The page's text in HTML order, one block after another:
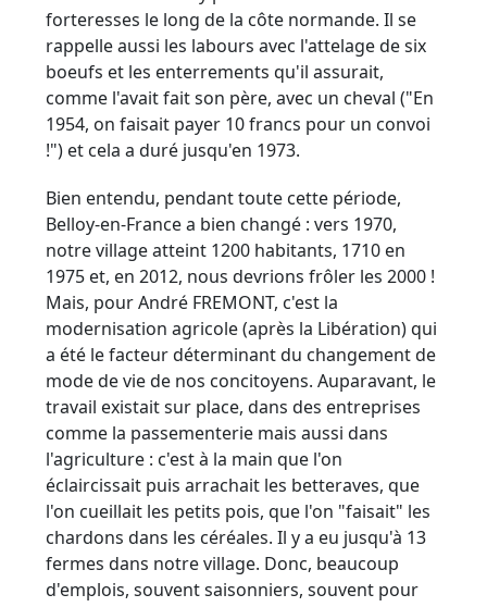
forteresses le long de la côte normande. Il se
rappelle aussi les labours avec l'attelage de six
boeufs et les enterrements qu'il assurait,
comme l'avait fait son père, avec un cheval ("En
1954, on faisait payer 10 francs pour un convoi
!") et cela a duré jusqu'en 1973.
Bien entendu, pendant toute cette période,
Belloy-en-France a bien changé : vers 1970,
notre village atteint 1200 habitants, 1710 en
1975 et, en 2012, nous devrions frôler les 2000 !
Mais, pour André FREMONT, c'est la
modernisation agricole (après la Libération) qui
a été le facteur déterminant du changement de
mode de vie de nos concitoyens. Auparavant, le
travail existait sur place, dans des entreprises
comme la passementerie mais aussi dans
l'agriculture : c'est à la main que l'on
éclaircissait puis arrachait les betteraves, que
l'on cueillait les petits pois, que l'on "faisait" les
chardons dans les céréales. Il y a eu jusqu'à 13
fermes dans notre village. Donc, beaucoup
d'emplois, souvent saisonniers, souvent pour